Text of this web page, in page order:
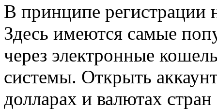
В принципе регистрации
Здесь имеются самые
через электронные
системы. Открыть
долларах и валютах